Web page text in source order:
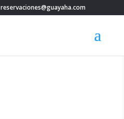
reservaciones@guayaha.com